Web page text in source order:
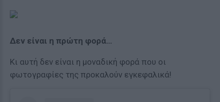
Δεν είναι η πρώτη φορά…
Κι αυτή δεν είναι η μοναδική φορά που οι
φωτογραφίες της προκαλούν εγκεφαλικά!